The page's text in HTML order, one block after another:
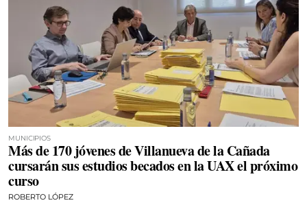
MUNICIPIOS
Más de 170 jóvenes de Villanueva de la Cañada
cursarán sus estudios becados en la UAX el próximo
curso
ROBERTO LÓPEZ